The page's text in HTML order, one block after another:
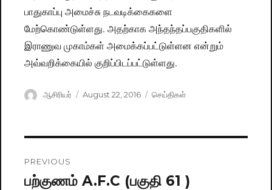
பாதுகாப்பு அமைச்சு நடவடிக்கைகளை
மேற்கொண்டுள்ளது. அதற்காக அந்தந்தப்பகுதிகளில்
இராணுவ முகாம்கள் அமைக்கப்பட்டுள்ளன என்றும்
அவ்வறிக்கையில் குறிப்பிடப்பட்டுள்ளது.
Author
ஆசிரியர்
Posted
August 22, 2016 Categories
செய்திகள்
navigation
PREVIOUS
Previous
பற்குணம் A.F.C (பகுதி 61 )